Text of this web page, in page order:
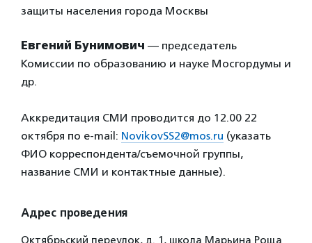
защиты населения города Москвы
Евгений Бунимович — председатель
Комиссии по образованию и науке Мосгордумы и
др.
Аккредитация СМИ проводится до 12.00 22
октября по e-mail: NovikovSS2@mos.ru (указать
ФИО корреспондента/съемочной группы,
название СМИ и контактные данные).
Адрес проведения
Октябрьский переулок, д. 1, школа Марьина Роща